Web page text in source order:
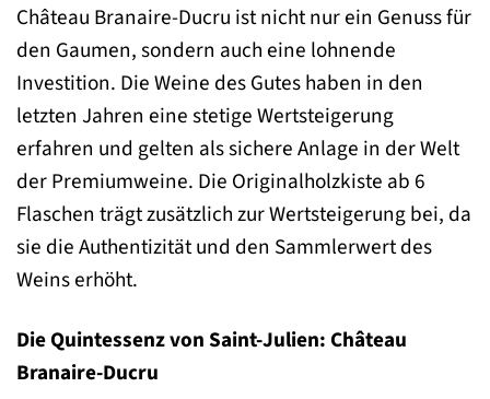
Château Branaire-Ducru ist nicht nur ein Genuss für
den Gaumen, sondern auch eine lohnende
Investition. Die Weine des Gutes haben in den
letzten Jahren eine stetige Wertsteigerung
erfahren und gelten als sichere Anlage in der Welt
der Premiumweine. Die Originalholzkiste ab 6
Flaschen trägt zusätzlich zur Wertsteigerung bei, da
sie die Authentizität und den Sammlerwert des
Weins erhöht.
Die Quintessenz von Saint-Julien: Château
Branaire-Ducru